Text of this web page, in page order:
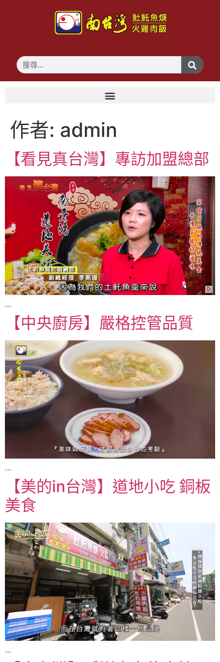
作者: admin
【看見真台灣】專訪加盟總部
…
【中央廚房】嚴格控管品質
…
【美的in台灣】道地小吃 銅板
美食
…